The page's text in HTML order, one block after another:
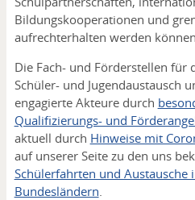
Bildungskooperationen und
aufrechterhalten werden können.
Die Fach- und Förderstellen für
Schüler- und Jugendaustausch
engagierte Akteure durch
Qualifizierungs- und
aktuell durch Hinweise mit
auf unserer Seite zu den uns
Schülerfahrten und Austausche
Bundesländern